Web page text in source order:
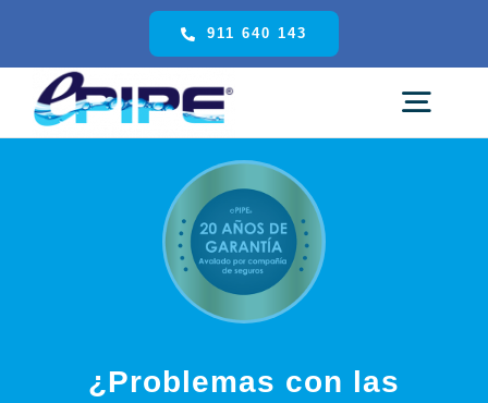
contenido
911 640 143
Inicio
Servicios
¿Problemas con las